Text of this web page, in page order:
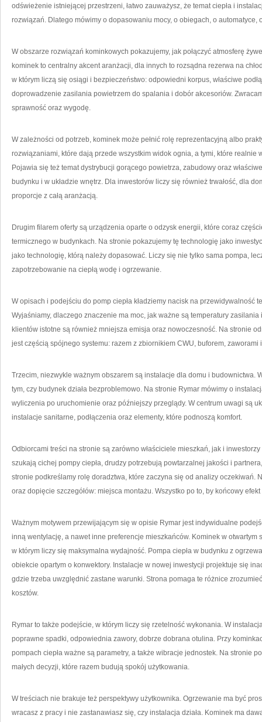
odświeżenie istniejącej przestrzeni, łatwo zauważysz, że temat ciepła i
rozwiązań. Dlatego mówimy o dopasowaniu mocy, o obiegach, o automatyce,
W obszarze rozwiązań kominkowych pokazujemy, jak połączyć atmosferę
kominek to centralny akcent aranżacji, dla innych to rozsądna rezerwa na
w którym liczą się osiągi i bezpieczeństwo: odpowiedni korpus, właściwe
doprowadzenie zasilania powietrzem do spalania i dobór akcesoriów.
sprawność oraz wygodę.
W zależności od potrzeb, kominek może pełnić rolę reprezentacyjną albo
rozwiązaniami, które dają przede wszystkim widok ognia, a tymi, które realnie
Pojawia się też temat dystrybucji gorącego powietrza, zabudowy oraz
budynku i w układzie wnętrz. Dla inwestorów liczy się również trwałość, dla
proporcje z całą aranżacją.
Drugim filarem oferty są urządzenia oparte o odzysk energii, które coraz
termicznego w budynkach. Na stronie pokazujemy tę technologię jako
jako technologię, którą należy dopasować. Liczy się nie tylko sama pompa,
zapotrzebowanie na ciepłą wodę i ogrzewanie.
W opisach i podejściu do pomp ciepła kładziemy nacisk na przewidywalność
Wyjaśniamy, dlaczego znaczenie ma moc, jak ważne są temperatury
klientów istotne są również mniejsza emisja oraz nowoczesność. Na stronie
jest częścią spójnego systemu: razem z zbiornikiem CWU, buforem,
Trzecim, niezwykle ważnym obszarem są instalacje dla domu i budownictwa.
tym, czy budynek działa bezproblemowo. Na stronie Rymar mówimy o
wyliczenia po uruchomienie oraz późniejszy przeglądy. W centrum uwagi są
instalacje sanitarne, podłączenia oraz elementy, które podnoszą komfort.
Odbiorcami treści na stronie są zarówno właściciele mieszkań, jak i
szukają cichej pompy ciepła, drudzy potrzebują powtarzalnej jakości i
stronie podkreślamy rolę doradztwa, które zaczyna się od analizy oczekiwań.
oraz dopięcie szczegółów: miejsca montażu. Wszystko po to, by końcowy
Ważnym motywem przewijającym się w opisie Rymar jest indywidualne
inną wentylację, a nawet inne preferencje mieszkańców. Kominek w otwartym
w którym liczy się maksymalna wydajność. Pompa ciepła w budynku z
obiekcie opartym o konwektory. Instalacje w nowej inwestycji projektuje się
gdzie trzeba uwzględnić zastane warunki. Strona pomaga te różnice
kosztów.
Rymar to także podejście, w którym liczy się rzetelność wykonania. W
poprawne spadki, odpowiednia zawory, dobrze dobrana otulina. Przy
pompach ciepła ważne są parametry, a także wibracje jednostek. Na stronie
małych decyzji, które razem budują spokój użytkowania.
W treściach nie brakuje też perspektywy użytkownika. Ogrzewanie ma być
wracasz z pracy i nie zastanawiasz się, czy instalacja działa. Kominek ma